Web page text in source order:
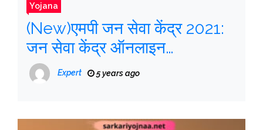
Yojana
(New)एमपी जन सेवा केंद्र 2021:
जन सेवा केंद्र ऑनलाइन
रजिस्ट्रेशन, Jan seva kendra
portal
Expert 5 years ago